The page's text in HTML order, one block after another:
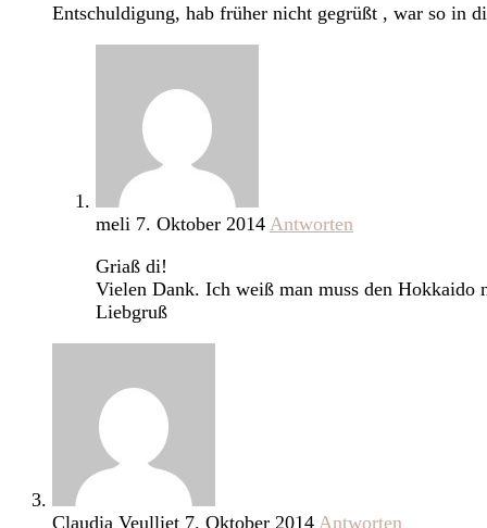
Entschuldigung, hab früher nicht gegrüßt , war so in
meli 7. Oktober 2014 Antworten
Griaß di!
Vielen Dank. Ich weiß man muss den Hokkaido
Liebgruß
Claudia Veulliet 7. Oktober 2014 Antworten